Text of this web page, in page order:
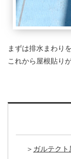
まずは排水まわり
これから屋根貼り
ガルテクト